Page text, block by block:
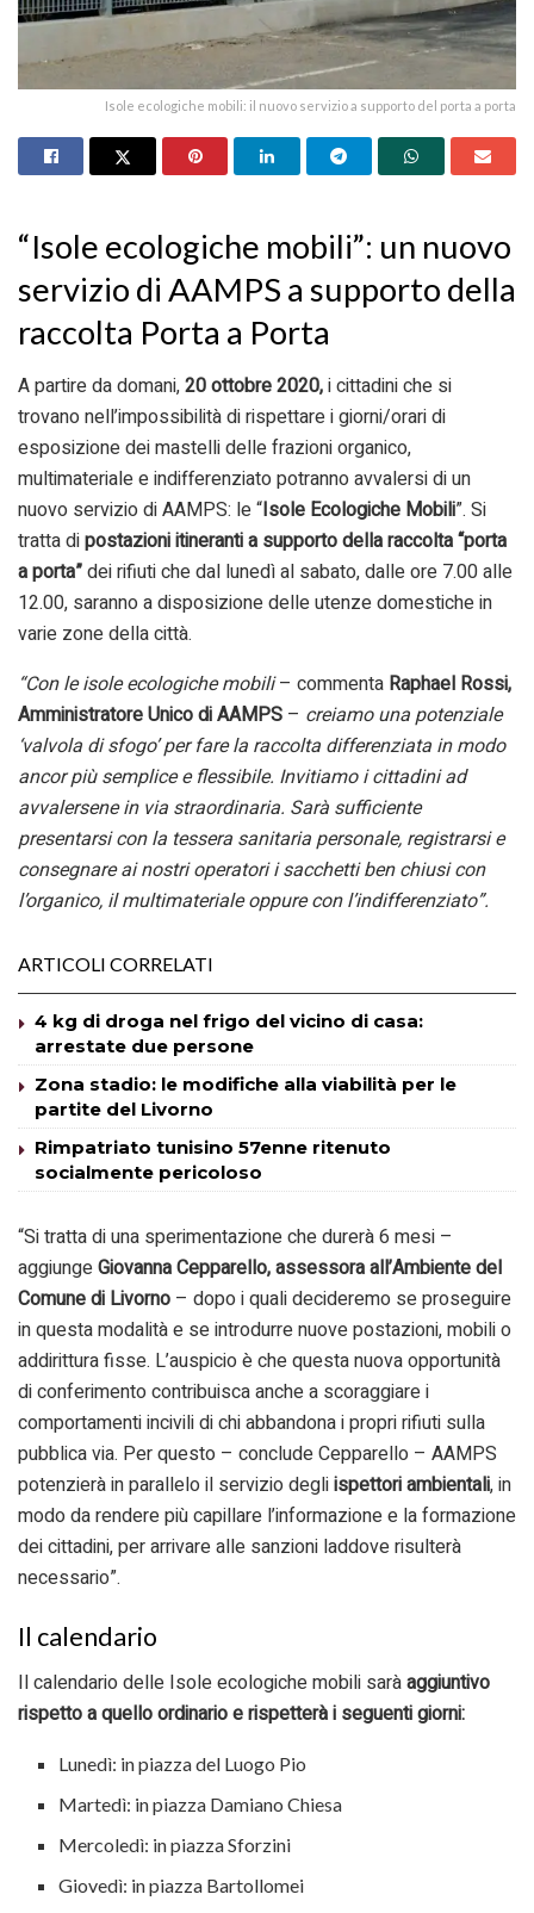
Isole ecologiche mobili: il nuovo servizio a supporto del porta a porta
“Isole ecologiche mobili”: un nuovo
servizio di AAMPS a supporto della
raccolta Porta a Porta
A partire da domani,20 ottobre 2020,i cittadini che si
trovano nell’impossibilità di rispettare i giorni/orari di
esposizione dei mastelli delle frazioni organico,
multimateriale e indifferenziato potranno avvalersi di un
nuovo servizio di AAMPS: le “Isole Ecologiche Mobili”. Si
tratta dipostazioni itineranti a supporto della raccolta “porta
a porta”dei rifiuti che dal lunedì al sabato, dalle ore 7.00 alle
12.00, saranno a disposizione delle utenze domestiche in
varie zone della città.
“Con le isole ecologiche mobili– commenta Raphael Rossi,
Amministratore Unico di AAMPS – creiamo una potenziale
‘valvola di sfogo’ per fare la raccolta differenziata in modo
ancor più semplice e flessibile. Invitiamo i cittadini ad
avvalersene in via straordinaria. Sarà sufficiente
presentarsi con la tessera sanitaria personale, registrarsi e
consegnare ai nostri operatori i sacchetti ben chiusi con
l’organico, il multimateriale oppure con l’indifferenziato”.
ARTICOLI CORRELATI
4 kg di droga nel frigo del vicino di casa:
arrestate due persone
Zona stadio: le modifiche alla viabilità per le
partite del Livorno
Rimpatriato tunisino 57enne ritenuto
socialmente pericoloso
“Si tratta di una sperimentazione che durerà 6 mesi –
aggiungeGiovanna Cepparello, assessora all’Ambiente del
Comune di Livorno – dopo i quali decideremo se proseguire
in questa modalità e se introdurre nuove postazioni, mobili o
addirittura fisse. L’auspicio è che questa nuova opportunità
di conferimento contribuisca anche a scoraggiare i
comportamenti incivili di chi abbandona i propri rifiuti sulla
pubblica via. Per questo – conclude Cepparello – AAMPS
potenzierà in parallelo il servizio degliispettori ambientali, in
modo da rendere più capillare l’informazione e la formazione
dei cittadini, per arrivare alle sanzioni laddove risulterà
necessario”.
Il calendario
Il calendario delle Isole ecologiche mobili saràaggiuntivo
rispetto a quello ordinario e rispetterà i seguenti giorni:
Lunedì: in piazza del Luogo Pio
Martedì: in piazza Damiano Chiesa
Mercoledì: in piazza Sforzini
Giovedì: in piazza Bartollomei